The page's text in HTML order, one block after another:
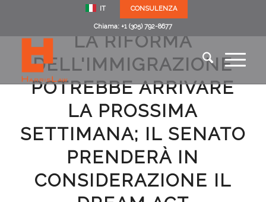
IT CONSULENZA
Chiama: +1 (305) 792-8677
LA RIFORMA
DELL'IMMIGRAZIONE
POTREBBE ARRIVARE
LA PROSSIMA
SETTIMANA; IL SENATO
PRENDERÀ IN
CONSIDERAZIONE IL